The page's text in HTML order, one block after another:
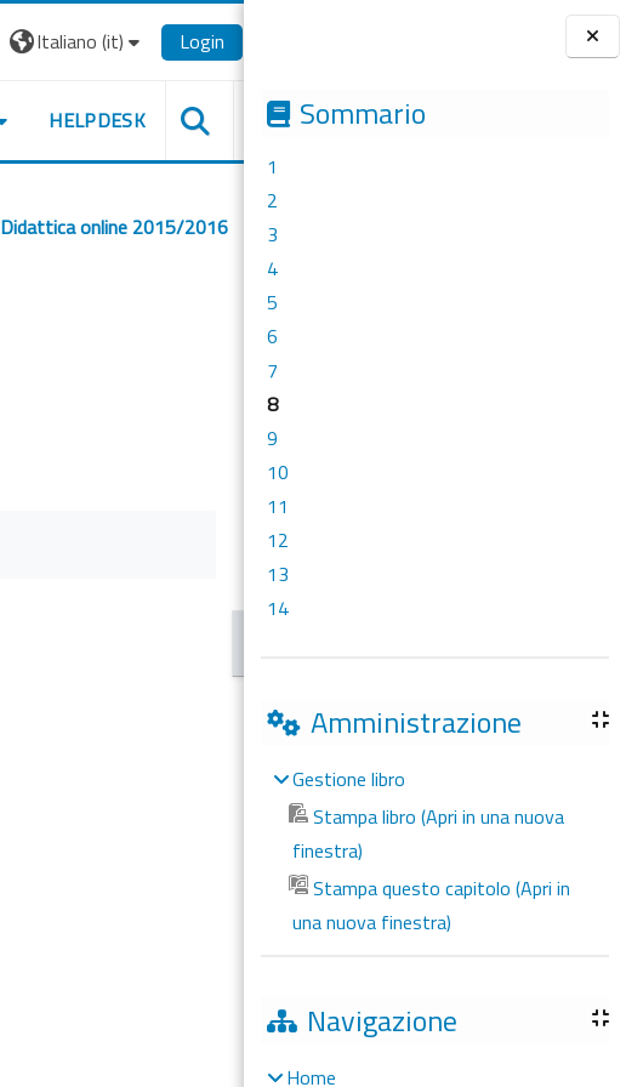
Blocchi
Sommario
1
2
3
4
5
6
7
8
9
10
11
12
13
14
Amministrazione
Gestione libro
Stampa libro (Apri in una nuova
finestra)
Stampa questo capitolo (Apri in
una nuova finestra)
Navigazione
Home
Italiano ‎(it)‎ Login
HELPDESK
Didattica online 2015/2016